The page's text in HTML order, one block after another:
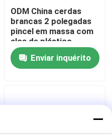
ODM China cerdas
brancas 2 polegadas
pincel em massa com
alça de plástico
Enviar inquérito